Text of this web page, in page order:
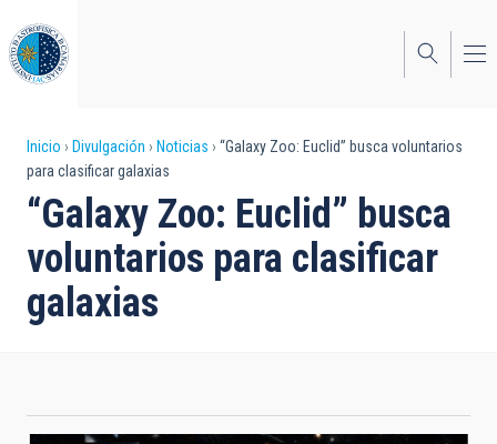
al
contenido
principal
Sobrescribir
enlaces
de
ayuda
a
Inicio Divulgación Noticias
“Galaxy Zoo: Euclid” busca voluntarios
para clasificar galaxias
“Galaxy Zoo: Euclid” busca
voluntarios para clasificar
galaxias